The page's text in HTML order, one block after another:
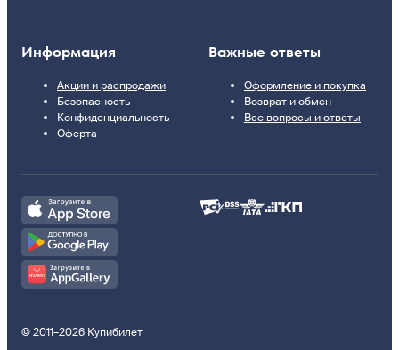
Информация
Акции и распродажи
Безопасность
Конфиденциальность
Оферта
Важные ответы
Оформление и покупка
Возврат и обмен
Все вопросы и ответы
© 2011–2026 Купибилет